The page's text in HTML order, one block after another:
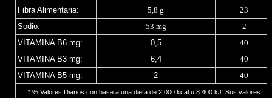
Fibra Alimentaria:
5,8 g
23
Sodio:
53 mg
2
VITAMINA B6 mg:
0,5
40
VITAMINA B3 mg:
6,4
40
VITAMINA B5 mg:
2 40
* % Valores Diarios con base a una dieta de 2.000 kcal u 8.400 kJ. Sus valores